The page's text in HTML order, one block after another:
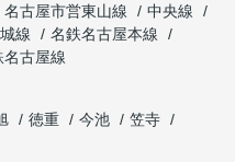
名古屋市営東山線
中央線
線
名鉄名古屋本線
名古屋線
徳重 今池
笠寺